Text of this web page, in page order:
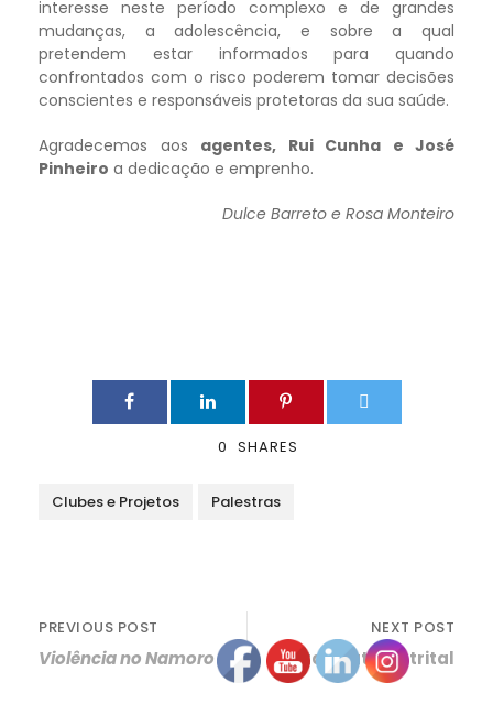
interesse neste período complexo e de grandes
mudanças, a adolescência, e sobre a qual
pretendem estar informados para quando
confrontados com o risco poderem tomar decisões
conscientes e responsáveis protetoras da sua saúde.
Agradecemos aos agentes, Rui Cunha e José
Pinheiro a dedicação e emprenho.
Dulce Barreto e Rosa Monteiro
0 SHARES
Clubes e Projetos Palestras
PREVIOUS POST
Violência no Namoro
NEXT POST
Corta-Mato Distrital